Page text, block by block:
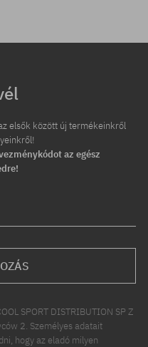
elsők között új termékeinkről
az egész
SPORT DISTRIBUTION SP Z
2. Személyes adatait
hogy az eladó milyen